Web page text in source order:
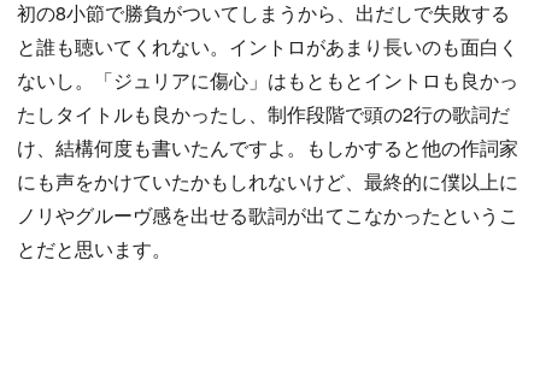
初の8小節で勝負がついてしまうから、出だしで失敗する
と誰も聴いてくれない。イントロがあまり長いのも面白く
ないし。「ジュリアに傷心」はもともとイントロも良かっ
たしタイトルも良かったし、制作段階で頭の2行の歌詞だ
け、結構何度も書いたんですよ。もしかすると他の作詞家
にも声をかけていたかもしれないけど、最終的に僕以上に
ノリやグルーヴ感を出せる歌詞が出てこなかったというこ
とだと思います。